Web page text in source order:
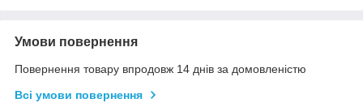
Умови повернення
Повернення товару впродовж 14 днів за домовленістю
Всі умови повернення